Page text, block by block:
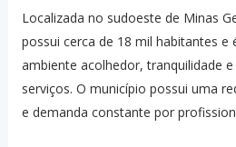
Localizada no sudoeste de Minas
possui cerca de 18 mil habitantes e
ambiente acolhedor, tranquilidade
serviços. O município possui uma
e demanda constante por